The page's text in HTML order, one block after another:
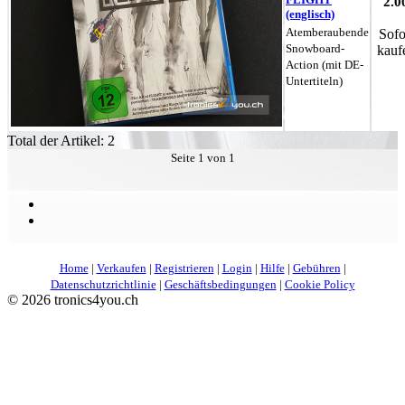
(englisch)
Atemberaubende
Snowboard-
Action (mit DE-
Untertiteln)
Total der Artikel: 2
Seite 1 von 1
Home| Verkaufen | Registrieren | Login | Hilfe| Gebühren |
Datenschutzrichtlinie| Geschäftsbedingungen | Cookie Policy
© 2026 tronics4you.ch